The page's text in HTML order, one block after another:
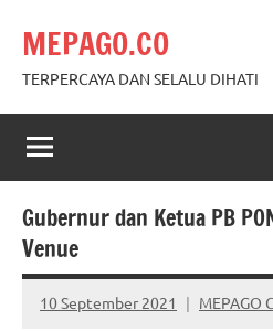
content
MEPAGO.CO
TERPERCAYA DAN SELALU DIHATI
Gubernur dan Ketua PB
Venue
10 September 2021 MEPAGO
No